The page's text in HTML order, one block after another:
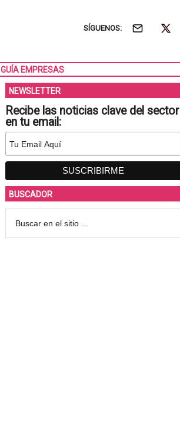
SÍGUENOS:
GUÍA EMPRESAS
NEWSLETTER
Recibe las noticias clave del sector
en tu email:
BUSCADOR